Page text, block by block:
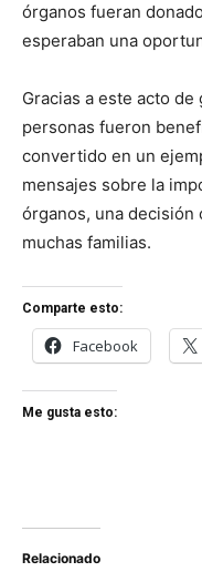
órganos fueran
esperaban una
Gracias a este acto
personas fueron
convertido en un
mensajes sobre la
órganos, una decisión
muchas familias.
Comparte esto:
Facebook
Me gusta esto:
Relacionado